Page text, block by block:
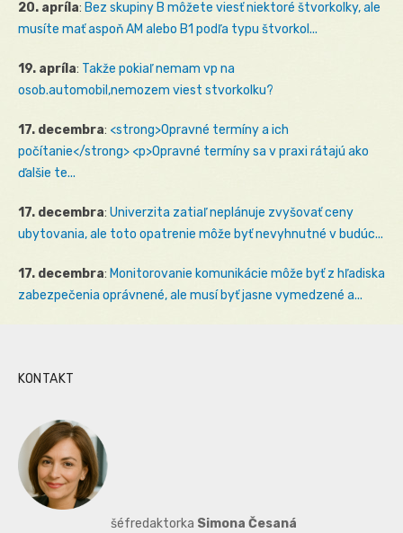
20. apríla: Bez skupiny B môžete viesť niektoré štvorkolky, ale
musíte mať aspoň AM alebo B1 podľa typu štvorkol...
19. apríla: Takže pokiaľ nemam vp na
osob.automobil,nemozem viest stvorkolku?
17. decembra: <strong>Opravné termíny a ich
počítanie</strong> <p>Opravné termíny sa v praxi rátajú ako
ďalšie te...
17. decembra: Univerzita zatiaľ neplánuje zvyšovať ceny
ubytovania, ale toto opatrenie môže byť nevyhnutné v budúc...
17. decembra: Monitorovanie komunikácie môže byť z hľadiska
zabezpečenia oprávnené, ale musí byť jasne vymedzené a...
KONTAKT
šéfredaktorka Simona Česaná